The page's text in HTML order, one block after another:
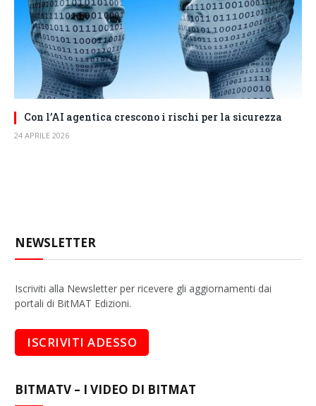
Con l’AI agentica crescono i rischi per la sicurezza
24 APRILE 2026
NEWSLETTER
Iscriviti alla Newsletter per ricevere gli aggiornamenti dai
portali di BitMAT Edizioni.
BITMATV – I VIDEO DI BITMAT